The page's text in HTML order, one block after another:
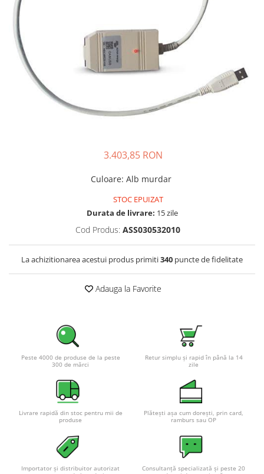
Incarcatoare acumulatori
Panouri fotovoltaice
Sisteme prindere panouri
fotovoltaice
Accesorii
Convertoare de tensiune
LiFePO4
Pachete complete stocare energie
Sisteme de Stocare Comerciale
Sisteme fotovoltaice de putere
mica (rulota/caravan/case de
Sisteme fotovoltaice profesionale
Statii de incarcare vehicule
Statii de incarcare
Cabluri de incarcare vehicule
Prize de incarcare vehicule
3.403,85 RON
Culoare: Alb murdar
STOC EPUIZAT
Durata de livrare: 15 zile
Cod Produs: ASS030532010
La achizitionarea acestui produs primiti340 puncte de fidelitate
Adauga la Favorite
Peste 4000 de produse de la peste
300 de mărci
Retur simplu și rapid în până la 14
zile
Livrare rapidă din stoc pentru mii de
produse
Plătești așa cum dorești, prin card,
ramburs sau OP
Importator și distribuitor autorizat
Consultanță specializată și peste 20